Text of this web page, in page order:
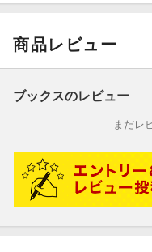
商品レビュー
ブックスのレビュー
まだレ